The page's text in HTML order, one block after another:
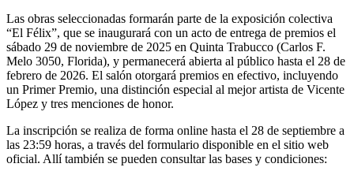
Las obras seleccionadas formarán parte de la exposición colectiva
“El Félix”, que se inaugurará con un acto de entrega de premios el
sábado 29 de noviembre de 2025 en Quinta Trabucco (Carlos F.
Melo 3050, Florida), y permanecerá abierta al público hasta el 28 de
febrero de 2026. El salón otorgará premios en efectivo, incluyendo
un Primer Premio, una distinción especial al mejor artista de Vicente
López y tres menciones de honor.
La inscripción se realiza de forma online hasta el 28 de septiembre a
las 23:59 horas, a través del formulario disponible en el sitio web
oficial. Allí también se pueden consultar las bases y condiciones: